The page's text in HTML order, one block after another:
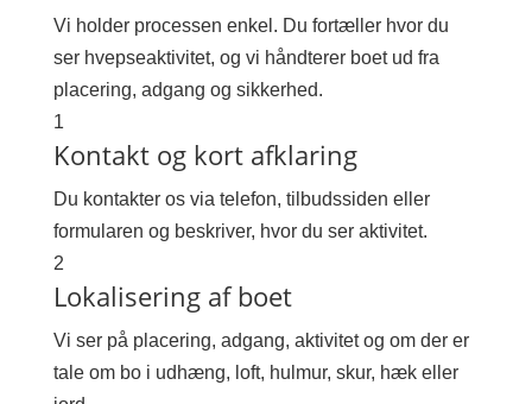
Vi holder processen enkel. Du fortæller hvor du
ser hvepseaktivitet, og vi håndterer boet ud fra
placering, adgang og sikkerhed.
1
Kontakt og kort afklaring
Du kontakter os via telefon, tilbudssiden eller
formularen og beskriver, hvor du ser aktivitet.
2
Lokalisering af boet
Vi ser på placering, adgang, aktivitet og om der er
tale om bo i udhæng, loft, hulmur, skur, hæk eller